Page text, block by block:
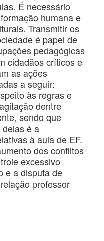
É necessário
humana e
Transmitir os
é papel de
pedagógicas
cidadãos críticos e
as ações
a seguir:
às regras e
dentre
sendo que
é a
à aula de EF.
dos conflitos
excessivo
e a disputa de
professor